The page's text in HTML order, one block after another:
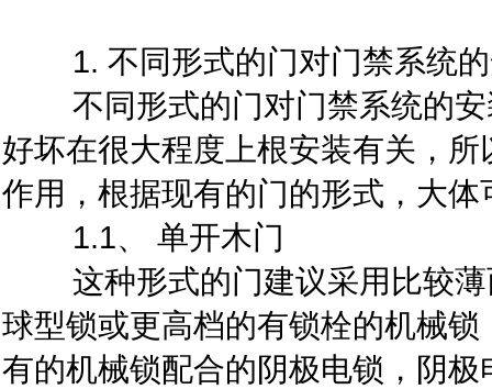
1. 不同形式的门对门禁系统的
不同形式的门对门禁系统的安
好坏在很大程度上根安装有关，
作用，根据现有的门的形式，大
1.1、 单开木门
这种形式的门建议采用比较薄
球型锁或更高档的有锁栓的机械
有的机械锁配合的阴极电锁，阴